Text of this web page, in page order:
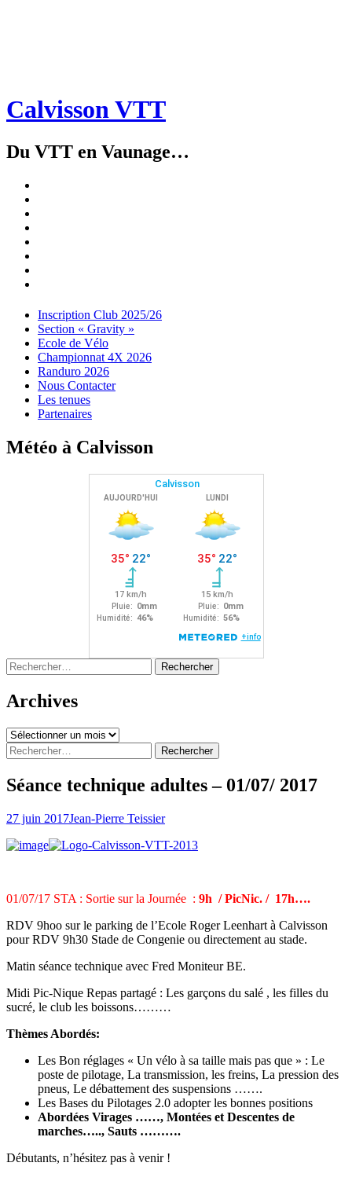
Calvisson VTT
Du VTT en Vaunage…
Menu
Widgets
Recherche
Aller
contenu
Inscription Club 2025/26
Section « Gravity »
Ecole de Vélo
Championnat 4X 2026
Randuro 2026
Nous Contacter
Les tenues
Partenaires
Météo à Calvisson
Rechercher :
Archives
Archives
Rechercher :
Séance technique adultes – 01/07/ 2017
27 juin 2017Jean-Pierre Teissier
01/07/17 STA : Sortie sur la Journée : 9h / PicNic. / 17h….
RDV 9hoo sur le parking de l’Ecole Roger Leenhart à Calvisson
pour RDV 9h30 Stade de Congenie ou directement au stade.
Matin séance technique avec Fred Moniteur BE.
Midi Pic-Nique Repas partagé : Les garçons du salé , les filles du
sucré, le club les boissons………
Thèmes Abordés:
Les Bon réglages « Un vélo à sa taille mais pas que » : Le
poste de pilotage, La transmission, les freins, La pression des
pneus, Le débattement des suspensions …….
Les Bases du Pilotages 2.0 adopter les bonnes positions
Abordées Virages ……, Montées et Descentes de
marches….., Sauts ……….
Débutants, n’hésitez pas à venir !